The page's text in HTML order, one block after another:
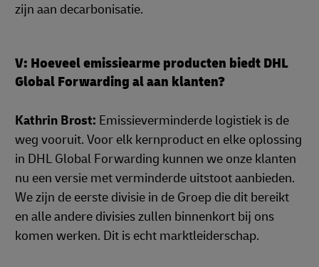
zijn aan decarbonisatie.
V: Hoeveel emissiearme producten biedt DHL
Global Forwarding al aan klanten?
Kathrin Brost: Emissieverminderde logistiek is de
weg vooruit. Voor elk kernproduct en elke oplossing
in DHL Global Forwarding kunnen we onze klanten
nu een versie met verminderde uitstoot aanbieden.
We zijn de eerste divisie in de Groep die dit bereikt
en alle andere divisies zullen binnenkort bij ons
komen werken. Dit is echt marktleiderschap.